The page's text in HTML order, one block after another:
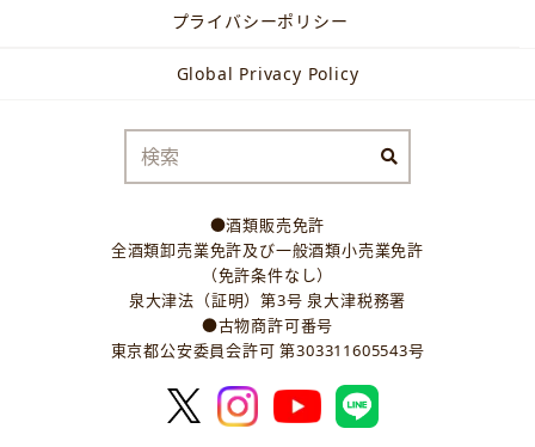
プライバシーポリシー
Global Privacy Policy
●酒類販売免許
全酒類卸売業免許及び一般酒類小売業免許
（免許条件なし）
泉大津法（証明）第3号 泉大津税務署
●古物商許可番号
東京都公安委員会許可 第303311605543号